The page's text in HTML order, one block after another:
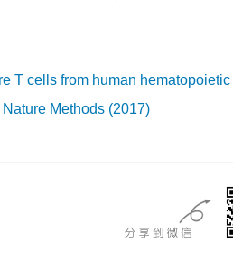
T cells from human hematopoietic
Methods (2017)